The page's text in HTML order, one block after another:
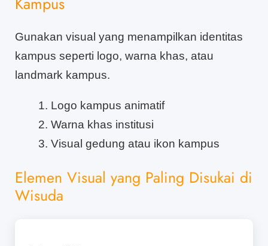
Gunakan visual yang menampilkan identitas
kampus seperti logo, warna khas, atau
landmark kampus.
Logo kampus animatif
Warna khas institusi
Visual gedung atau ikon kampus
Elemen Visual yang Paling Disukai di
Wisuda